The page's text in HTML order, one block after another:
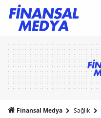
Finansal Medya Sağlık